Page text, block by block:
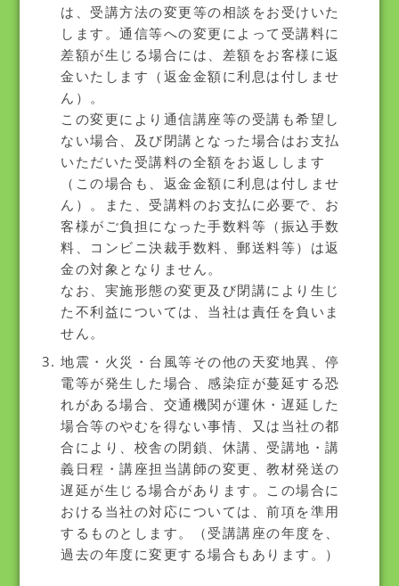
は、受講方法の変更等の相談をお受けいた
します。通信等への変更によって受講料に
差額が生じる場合には、差額をお客様に返
金いたします（返金金額に利息は付しませ
ん）。
この変更により通信講座等の受講も希望し
ない場合、及び閉講となった場合はお支払
いただいた受講料の全額をお返しします
（この場合も、返金金額に利息は付しませ
ん）。また、受講料のお支払に必要で、お
客様がご負担になった手数料等（振込手数
料、コンビニ決裁手数料、郵送料等）は返
金の対象となりません。
なお、実施形態の変更及び閉講により生じ
た不利益については、当社は責任を負いま
せん。
地震・火災・台風等その他の天変地異、停
電等が発生した場合、感染症が蔓延する恐
れがある場合、交通機関が運休・遅延した
場合等のやむを得ない事情、又は当社の都
合により、校舎の閉鎖、休講、受講地・講
義日程・講座担当講師の変更、教材発送の
遅延が生じる場合があります。この場合に
おける当社の対応については、前項を準用
するものとします。（受講講座の年度を、
過去の年度に変更する場合もあります。）